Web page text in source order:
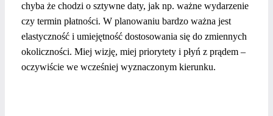
chyba że chodzi o sztywne daty, jak np. ważne wydarzenie
czy termin płatności. W planowaniu bardzo ważna jest
elastyczność i umiejętność dostosowania się do zmiennych
okoliczności. Miej wizję, miej priorytety i płyń z prądem –
oczywiście we wcześniej wyznaczonym kierunku.